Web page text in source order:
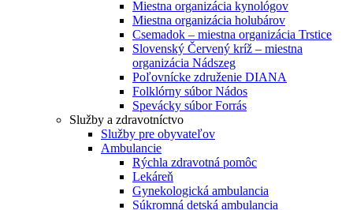
Miestna organizácia kynológov
Miestna organizácia holubárov
Csemadok – miestna organizácia Trstice
Slovenský Červený kríž – miestna
organizácia Nádszeg
Poľovnícke združenie DIANA
Folklórny súbor Nádos
Spevácky súbor Forrás
Služby a zdravotníctvo
Služby pre obyvateľov
Ambulancie
Rýchla zdravotná pomôc
Lekáreň
Gynekologická ambulancia
Súkromná detská ambulancia